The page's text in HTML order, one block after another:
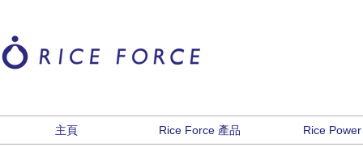
主頁 Rice Force 產品 Rice Power